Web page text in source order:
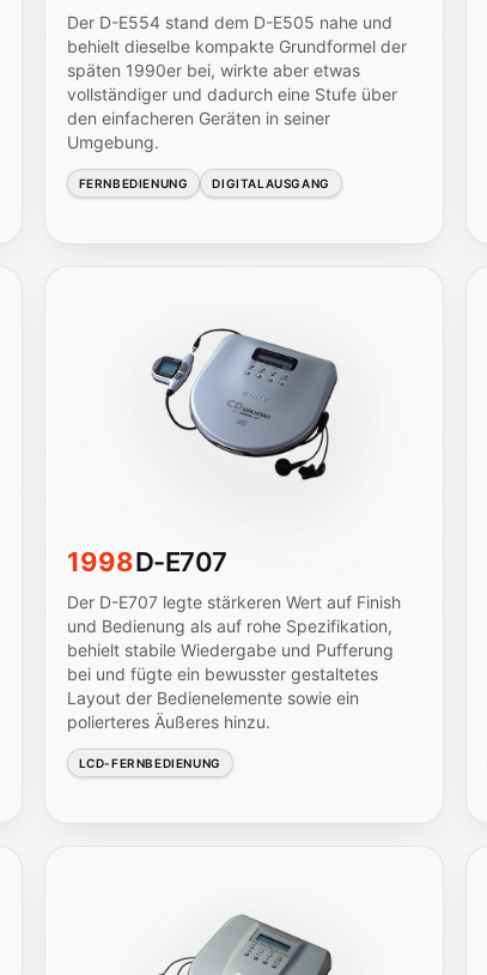
Der D-E554 stand dem D-E505 nahe und
behielt dieselbe kompakte Grundformel der
späten 1990er bei, wirkte aber etwas
vollständiger und dadurch eine Stufe über
den einfacheren Geräten in seiner
Umgebung.
FERNBEDIENUNG DIGITALAUSGANG
1998D-E707
Der D-E707 legte stärkeren Wert auf Finish
und Bedienung als auf rohe Spezifikation,
behielt stabile Wiedergabe und Pufferung
bei und fügte ein bewusster gestaltetes
Layout der Bedienelemente sowie ein
polierteres Äußeres hinzu.
LCD-FERNBEDIENUNG